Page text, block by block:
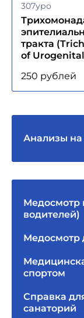
тракта
of
307уро
250 рублей
Анализы на
Медосмотр
водителей)
Медосмотр
спортом
Справка
санаторий